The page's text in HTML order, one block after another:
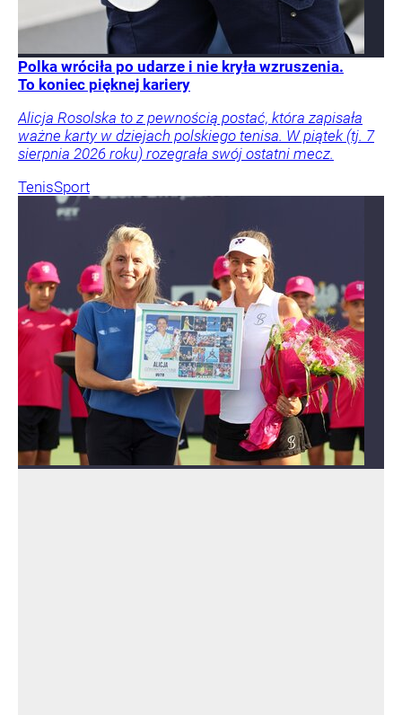
Polka wróciła po udarze i nie kryła wzruszenia.
To koniec pięknej kariery
Alicja Rosolska to z pewnością postać, która zapisała
ważne karty w dziejach polskiego tenisa. W piątek (tj. 7
sierpnia 2026 roku) rozegrała swój ostatni mecz.
TenisSport